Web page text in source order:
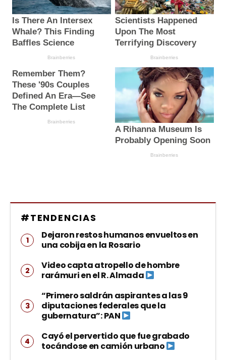
#TENDENCIAS
Dejaron restos humanos envueltos en
una cobija en la Rosario
Video capta atropello de hombre
rarámuri en el R. Almada
“Primero saldrán aspirantes a las 9
diputaciones federales que la
gubernatura”: PAN
Cayó el pervertido que fue grabado
tocándose en camión urbano